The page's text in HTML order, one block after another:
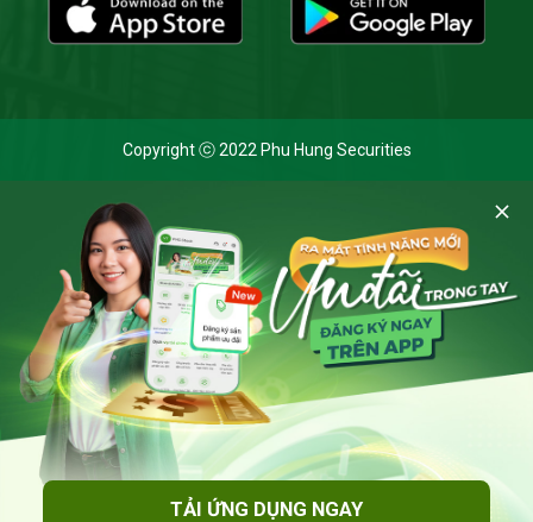
Cookie và chính sách bảo mật
Bằng cách nhấp vào 'Cho phép cookie', bạn đồng ý với việc
lưu trữ tất cả các cookie trên thiết bị của mình và đồng ý
với Thông báo Xử lý dữ liệu cá nhâncủa Chứng khoán Phú
Hưng khi truy cập trang web này.
Cho phép cookies
Copyright ⓒ 2022 Phu Hung Securities
TẢI ỨNG DỤNG NGAY